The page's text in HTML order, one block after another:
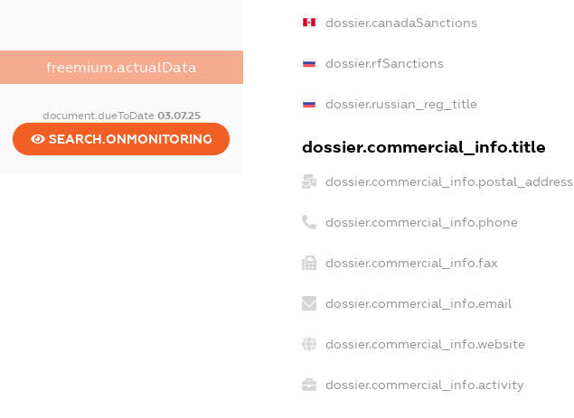
freemium.actualData
document.dueToDate 03.07.25
SEARCH.ONMONITORING
dossier.canadaSanctions
dossier.rfSanctions
dossier.russian_reg_title
dossier.commercial_info.title
dossier.commercial_info.postal_address
dossier.commercial_info.phone
dossier.commercial_info.fax
dossier.commercial_info.email
dossier.commercial_info.website
dossier.commercial_info.activity